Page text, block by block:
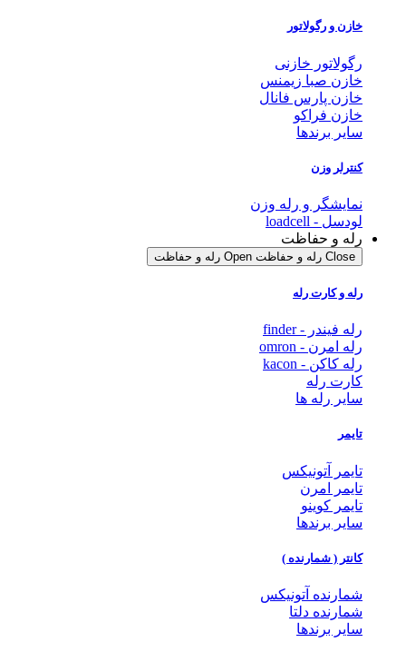
خازن و رگولاتور
رگولاتور خازنی
خازن صبا زیمنس
خازن پارس فانال
خازن فراکو
سایر برندها
کنترلر وزن
نمایشگر و رله وزن
لودسل - loadcell
رله و حفاظت
Close رله و حفاظت Open رله و حفاظت
رله و کارت رله
رله فیندر - finder
رله امرن - omron
رله کاکن - kacon
کارت رله
سایر رله ها
تایمر
تایمر آتونیکس
تایمر امرن
تایمر کوینو
سایر برندها
کانتر ( شمارنده )
شمارنده آتونیکس
شمارنده دلتا
سایر برندها